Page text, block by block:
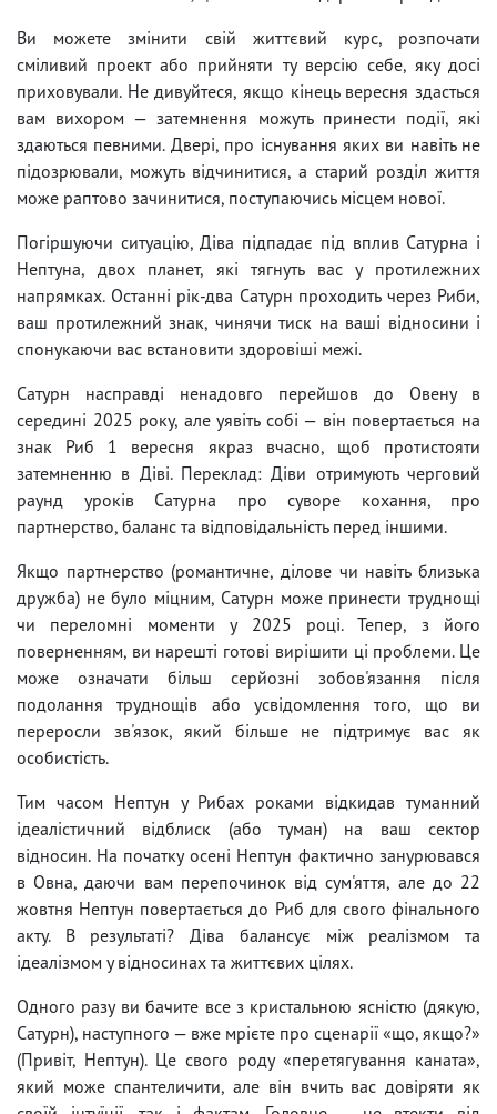
Ви можете змінити свій життєвий курс, розпочати
сміливий проект або прийняти ту версію себе, яку досі
приховували. Не дивуйтеся, якщо кінець вересня здасться
вам вихором — затемнення можуть принести події, які
здаються певними. Двері, про існування яких ви навіть не
підозрювали, можуть відчинитися, а старий розділ життя
може раптово зачинитися, поступаючись місцем нової.
Погіршуючи ситуацію, Діва підпадає під вплив Сатурна і
Нептуна, двох планет, які тягнуть вас у протилежних
напрямках. Останні рік-два Сатурн проходить через Риби,
ваш протилежний знак, чинячи тиск на ваші відносини і
спонукаючи вас встановити здоровіші межі.
Сатурн насправді ненадовго перейшов до Овену в
середині 2025 року, але уявіть собі — він повертається на
знак Риб 1 вересня якраз вчасно, щоб протистояти
затемненню в Діві. Переклад: Діви отримують черговий
раунд уроків Сатурна про суворе кохання, про
партнерство, баланс та відповідальність перед іншими.
Якщо партнерство (романтичне, ділове чи навіть близька
дружба) не було міцним, Сатурн може принести труднощі
чи переломні моменти у 2025 році. Тепер, з його
поверненням, ви нарешті готові вирішити ці проблеми. Це
може означати більш серйозні зобов'язання після
подолання труднощів або усвідомлення того, що ви
переросли зв'язок, який більше не підтримує вас як
особистість.
Тим часом Нептун у Рибах роками відкидав туманний
ідеалістичний відблиск (або туман) на ваш сектор
відносин. На початку осені Нептун фактично занурювався
в Овна, даючи вам перепочинок від сум'яття, але до 22
жовтня Нептун повертається до Риб для свого фінального
акту. В результаті? Діва балансує між реалізмом та
ідеалізмом у відносинах та життєвих цілях.
Одного разу ви бачите все з кристальною ясністю (дякую,
Сатурн), наступного — вже мрієте про сценарії «що, якщо?»
(Привіт, Нептун). Це свого роду «перетягування каната»,
який може спантеличити, але він вчить вас довіряти як